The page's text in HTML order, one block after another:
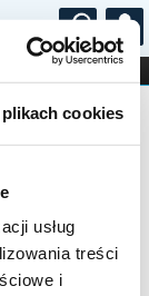
cookies
usług
treści
i
...
UP